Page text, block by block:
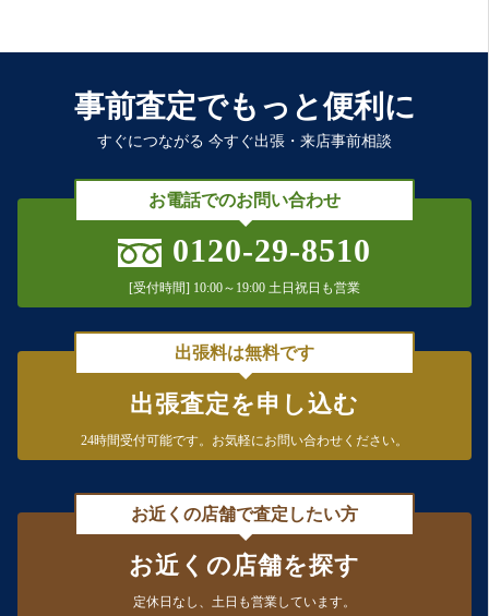
事前査定でもっと便利に
すぐにつながる 今すぐ出張・来店事前相談
お電話でのお問い合わせ
0120-29-8510
[受付時間] 10:00～19:00 土日祝日も営業
出張料は無料です
出張査定を申し込む
24時間受付可能です。 お気軽にお問い合わせください。
お近くの店舗で査定したい方
お近くの店舗を探す
定休日なし、 土日も営業しています。